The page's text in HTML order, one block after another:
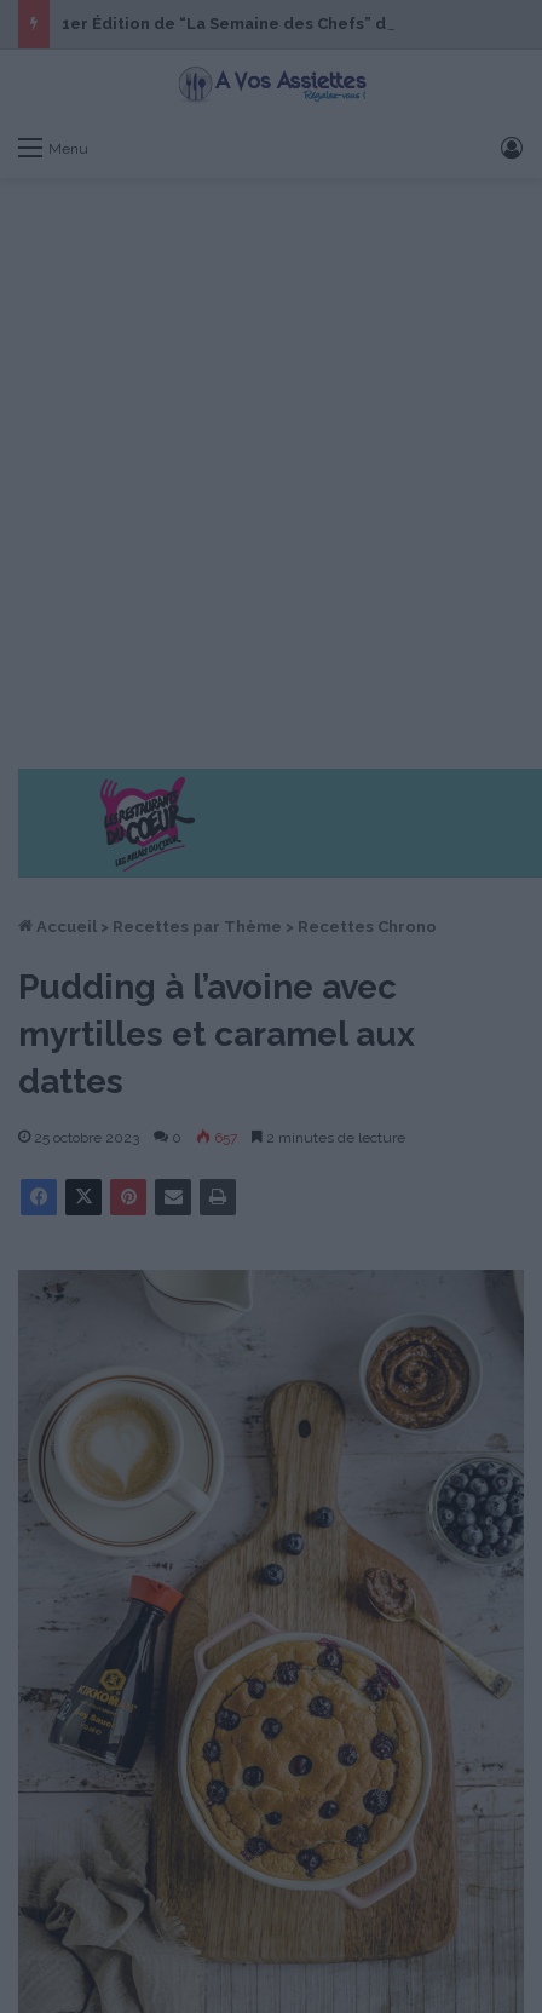
Menu
Accueil > Recettes par Thème > Recettes Chrono
Pudding à l’avoine avec
myrtilles et caramel aux
dattes
25 octobre 2023 0 657 2 minutes de lecture